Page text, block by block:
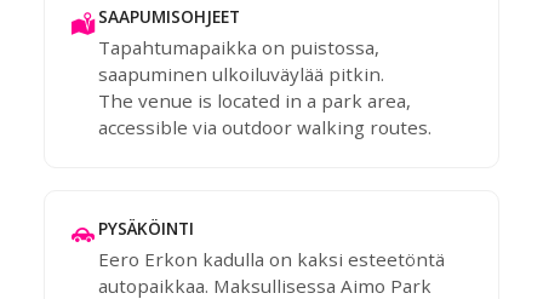
SAAPUMISOHJEET
Tapahtumapaikka on puistossa,
saapuminen ulkoiluväylää pitkin.
The venue is located in a park area,
accessible via outdoor walking routes.
PYSÄKÖINTI
Eero Erkon kadulla on kaksi esteetöntä
autopaikkaa. Maksullisessa Aimo Park